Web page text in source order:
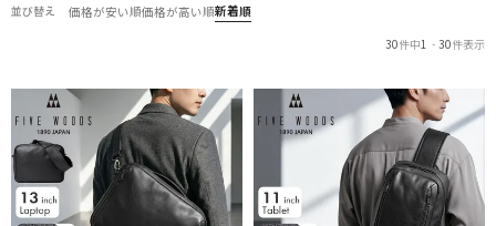
並び替え 価格が安い順価格が高い順新着順
30件中1 - 30件表示